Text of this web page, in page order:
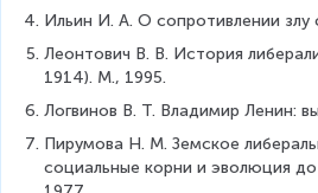
Ильин И. А. О сопротивлении злу
Леонтович В. В. История
1914). М., 1995.
Логвинов В. Т. Владимир Ленин:
Пирумова Н. М. Земское
социальные корни и эволюция до